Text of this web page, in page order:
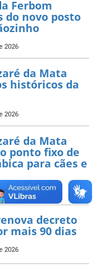
Ferbom
do novo posto
2026
da Mata
históricos da
2026
da Mata
ponto fixo de
para cães e
2026
decreto
mais 90 dias
2026